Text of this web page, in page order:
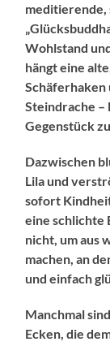
Wohlstand
hängt eine
Steindrache –
Gegenstück
Dazwischen
Lila und
sofort
eine schlichte
nicht, um aus
machen, an
und einfach
Manchmal
Ecken, die